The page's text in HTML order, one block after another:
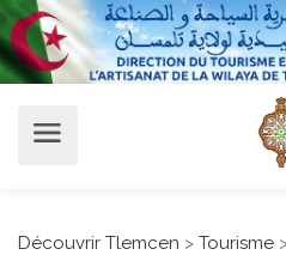
Découvrir Tlemcen > Tourisme